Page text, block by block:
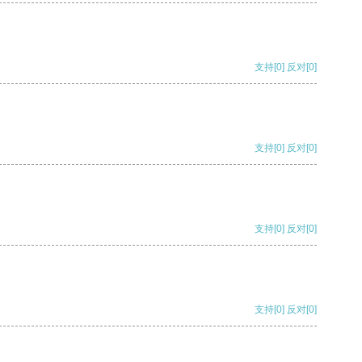
支持[0] 反对[0]
支持[0] 反对[0]
支持[0] 反对[0]
支持[0] 反对[0]